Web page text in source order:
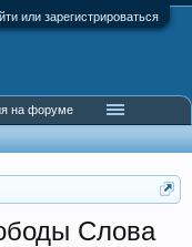
или зарегистрироваться
Слова
на форуме